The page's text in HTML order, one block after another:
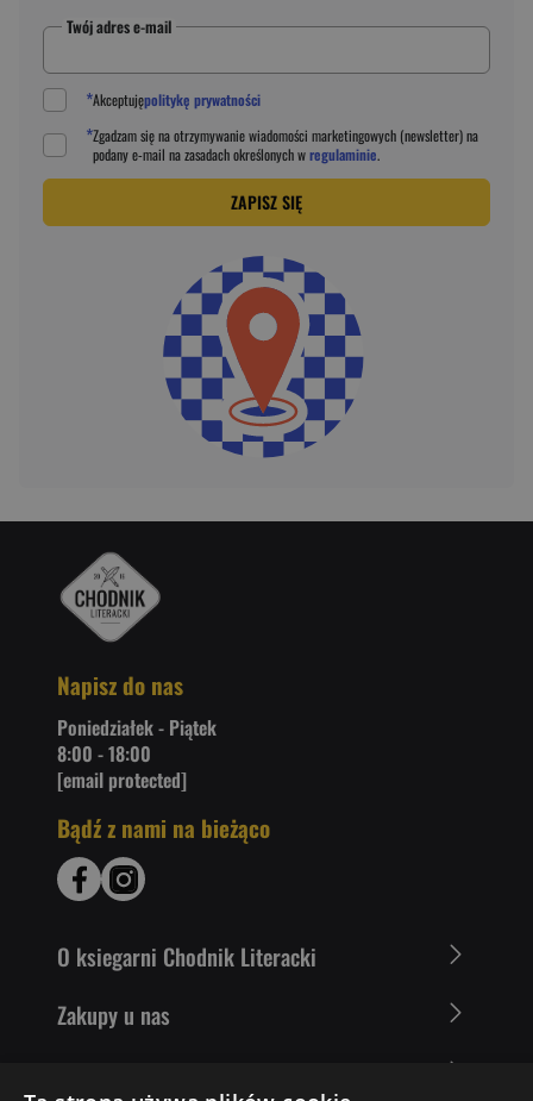
Twój adres e-mail
*Akceptujępolitykę prywatności
*Zgadzam się na otrzymywanie wiadomości marketingowych (newsletter) na
podanye-mail na zasadach określonych wregulaminie.
ZAPISZ SIĘ
Napisz do nas
Poniedziałek - Piątek
8:00 - 18:00
[email protected]
Bądź z nami na bieżąco
O ksiegarni Chodnik Literacki
Zakupy u nas